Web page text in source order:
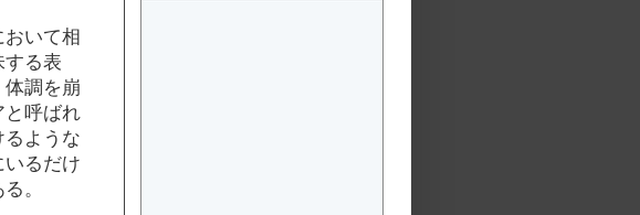
おいて相
する表
調を崩
と呼ばれ
るような
るだけ
。